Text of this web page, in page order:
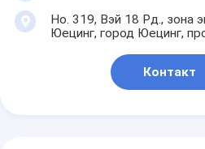
Но. 319, Вэй 18 Рд., зона
Юецинг, город Юецинг,
Контакт